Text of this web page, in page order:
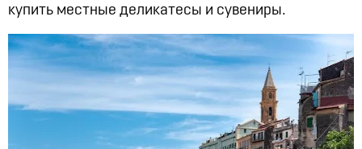
купить местные деликатесы и сувениры.